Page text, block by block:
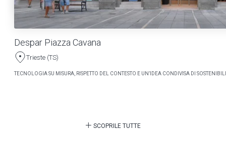
Despar Piazza Cavana
Trieste (TS)
TECNOLOGIA SU MISURA, RISPETTO DEL CONTESTO E UN’IDEA CONDIVISA DI
SCOPRILE TUTTE